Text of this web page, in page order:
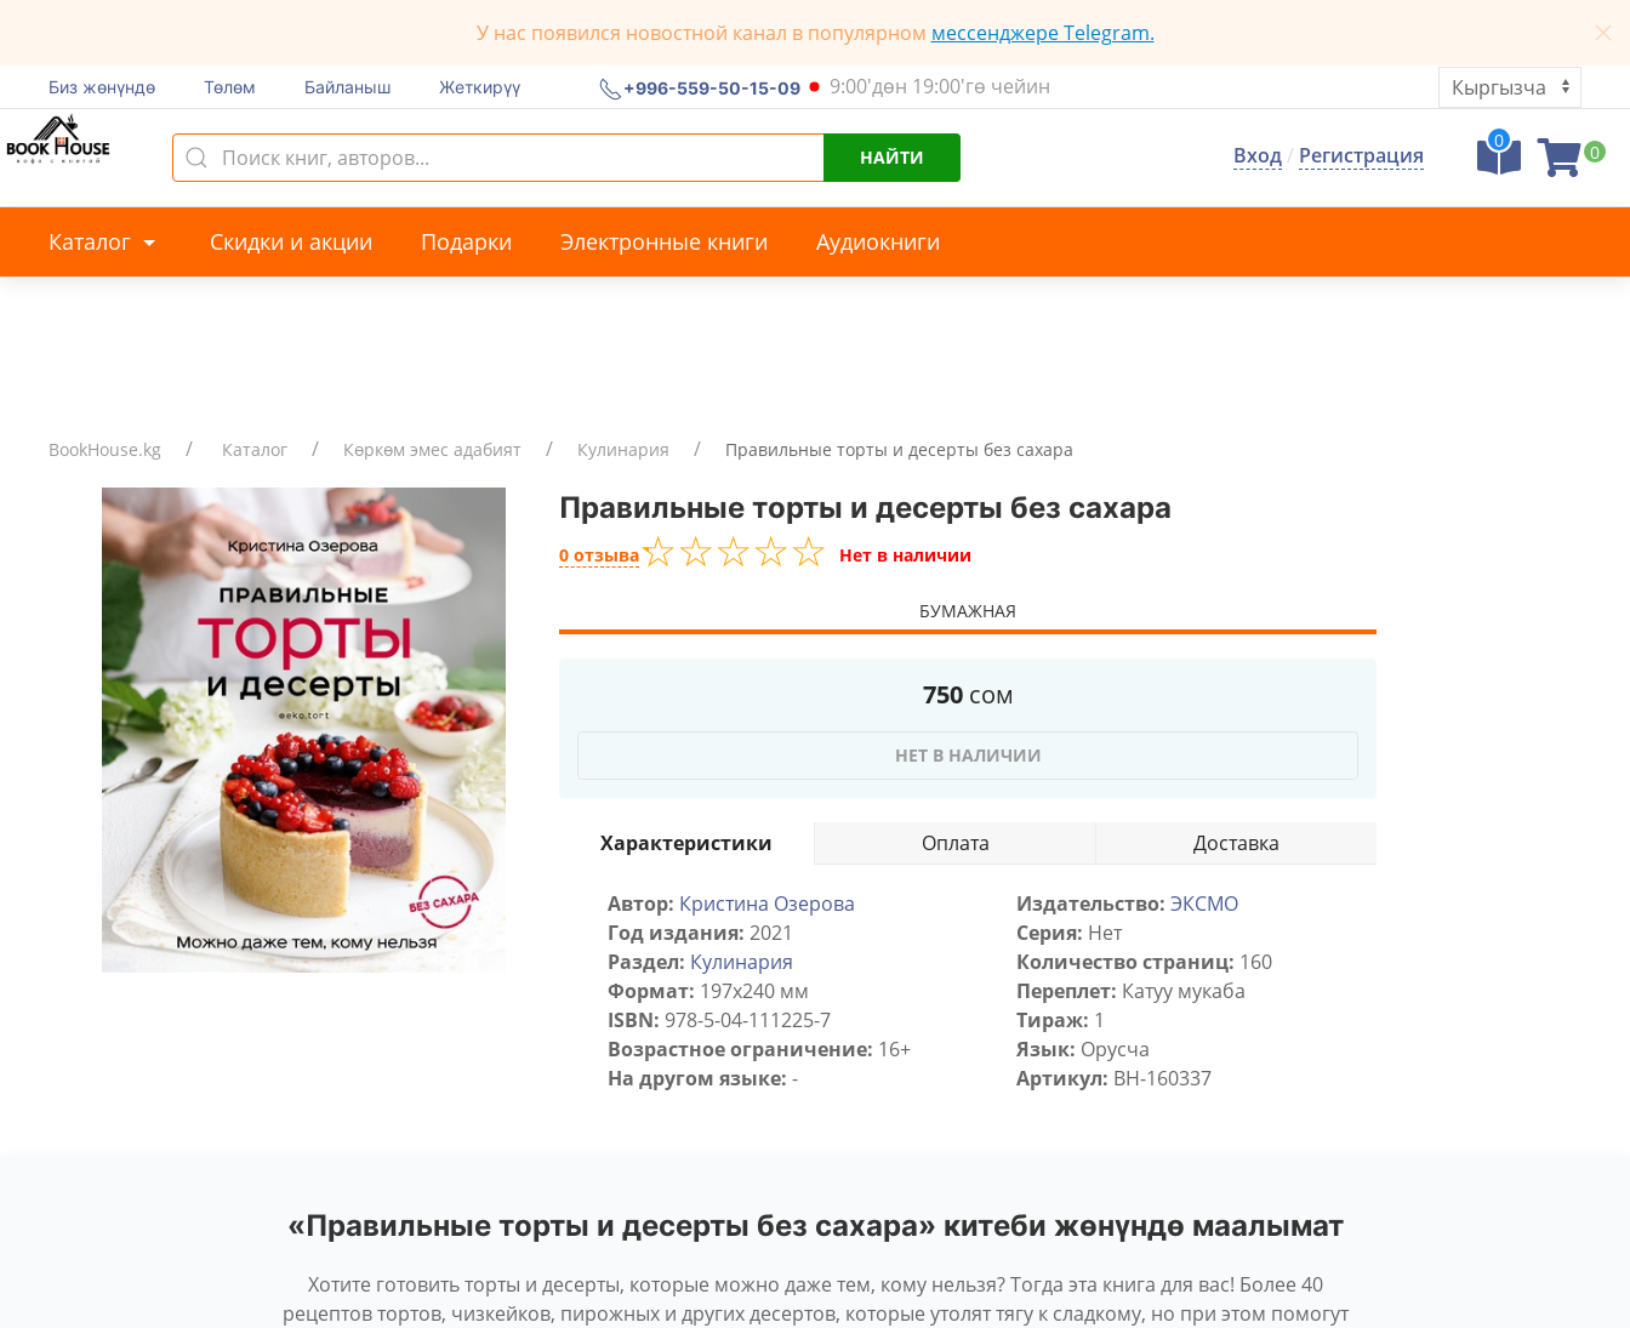
У нас появился новостной канал в популярном мессенджере Telegram.
Биз жөнүндө Төлөм Байланыш Жеткирүү +996-559-50-15-09 9:00'дөн 19:00'гө чейин
НАЙТИ Вход/ Регистрация
0
0
Каталог Скидки и акции Подарки Электронные книги Аудиокниги
BookHouse.kg Каталог Көркөм эмес адабият Кулинария Правильные торты и десерты без сахара
Правильные торты и десерты без сахара
0 отзыва☆☆☆☆☆
★★★★★ Нет в наличии
БУМАЖНАЯ
750 сом
НЕТ В НАЛИЧИИ
Характеристики Оплата Доставка
Автор: Кристина Озерова Издательство: ЭКСМО
Год издания: 2021 Серия: Нет
Раздел: Кулинария Количество страниц: 160
Формат: 197x240 мм Переплет: Катуу мукаба
ISBN: 978-5-04-111225-7 Тираж: 1
Возрастное ограничение: 16+ Язык: Орусча
На другом языке: - Артикул: BH-160337
«Правильные торты и десерты без сахара» китеби жөнүндө маалымат
Хотите готовить торты и десерты, которые можно даже тем, кому нельзя? Тогда эта книга для вас! Более 40
рецептов тортов, чизкейков, пирожных и других десертов, которые утолят тягу к сладкому, но при этом помогут